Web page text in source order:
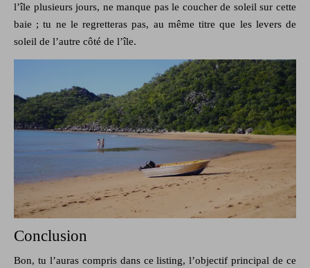
l’île plusieurs jours, ne manque pas le coucher de soleil sur cette
baie ; tu ne le regretteras pas, au même titre que les levers de
soleil de l’autre côté de l’île.
Conclusion
Bon, tu l’auras compris dans ce listing, l’objectif principal de ce